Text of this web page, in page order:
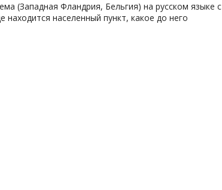
(Западная Фландрия, Бельгия) на русском языке с
находится населенный пункт, какое до него